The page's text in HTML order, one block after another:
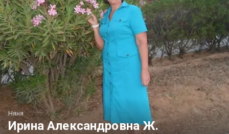
Ирина Александровна Ж.
Няня